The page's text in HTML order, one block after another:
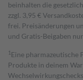
beinhalten die
zzgl. 3,95 €
frei. Preisänderungen
und Gratis-Beigaben
1 Eine pharmazeutische
Produkte in deinem